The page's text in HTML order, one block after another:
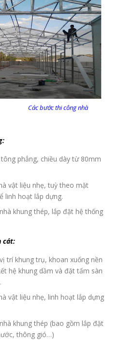
công nhà
phẳng, chiều dày từ 80mm
vật liệu nhẹ, tuỳ theo mặt
linh hoạt lắp dựng.
khung thép, lắp đặt hệ thống
cát:
trí khung trụ, khoan xuống nền
hệ khung dầm và đặt tấm sàn
vật liệu nhẹ, linh hoạt lắp dựng
khung thép (bao gồm lắp đặt
thông gió…)